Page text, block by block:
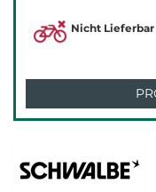
Nicht Lieferbar